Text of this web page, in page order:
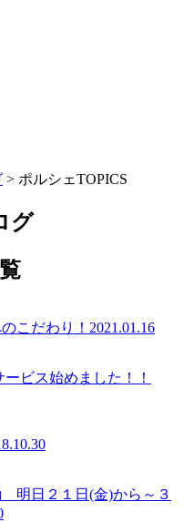
> ポルシェTOPICS
グ
こだわり！ 2021.01.16
ビス始めました！！
明日２１日(金)から～３